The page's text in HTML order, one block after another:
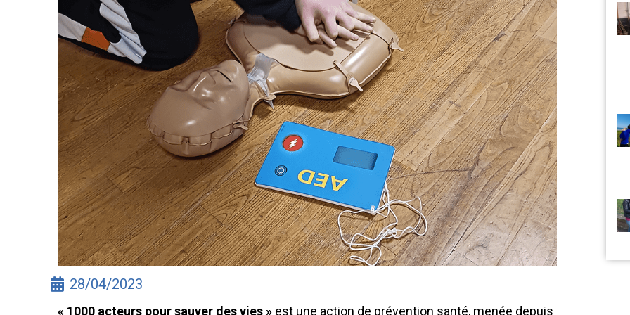
28/04/2023
« 1000 acteurs pour sauver des vies » est une action de prévention santé, menée depuis